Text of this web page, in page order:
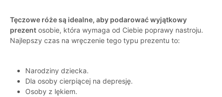
Tęczowe róże są idealne, aby podarować wyjątkowy
prezent osobie, która wymaga od Ciebie poprawy nastroju.
Najlepszy czas na wręczenie tego typu prezentu to:
Narodziny dziecka.
Dla osoby cierpiącej na depresję.
Osoby z lękiem.